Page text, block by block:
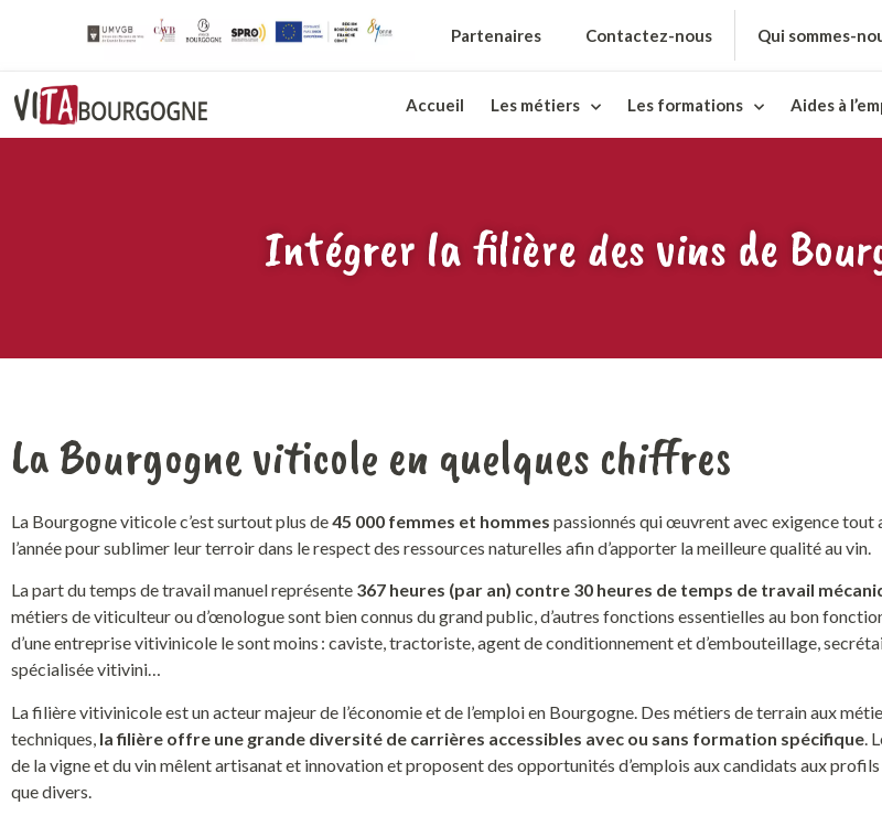
Partenaires Contactez-nous Qui sommes-
Accueil Les métiers Les formations Aides à
Intégrer la filière des vins de
La Bourgogne viticole en quelques chiffres
La Bourgogne viticole c’est surtoutplus de45 000 femmes et hommes passionnés quiœuvrent avec exigencetout
l’année poursublimer leur terroir dans le respect des ressources naturelles afin d’apporter la meilleure qualité au vin.
La part dutemps de travail manuelreprésente 367 heures (par an) contre 30 heures de temps de travail
métiers de viticulteur oud’œnologue sont bien connus du grand public, d’autres fonctions essentielles au bon
d’une entreprise vitivinicole le sont moins : caviste,tractoriste,agentdeconditionnementet d’embouteillage,
spécialiséevitivini…
La filière vitivinicole est un acteur majeur de l’économie et de l’emploi en Bourgogne. Des métiers de terrain aux
techniques, la filière offre une grande diversité de carrières accessibles avec ou sans formation spécifique .
de la vigne et du vin mêlent artisanat et innovation et proposent des opportunités d’emplois aux candidats aux profils
que divers.